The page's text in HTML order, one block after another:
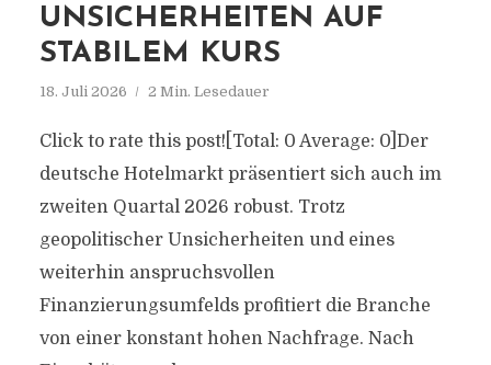
UNSICHERHEITEN AUF
STABILEM KURS
18. Juli 2026 2 Min. Lesedauer
Click to rate this post![Total: 0 Average: 0]Der
deutsche Hotelmarkt präsentiert sich auch im
zweiten Quartal 2026 robust. Trotz
geopolitischer Unsicherheiten und eines
weiterhin anspruchsvollen
Finanzierungsumfelds profitiert die Branche
von einer konstant hohen Nachfrage. Nach